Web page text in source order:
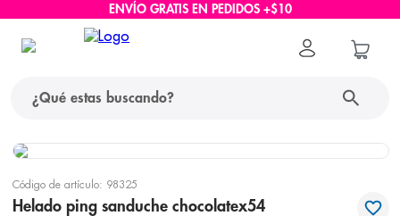
ENVÍO GRATIS EN PEDIDOS +$10
Código de artículo: 98325
Helado ping sanduche chocolatex54
términos más buscados
1. protector solar